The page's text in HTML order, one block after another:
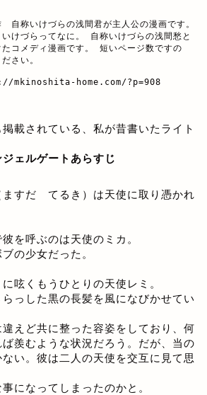
自称いけづらの浅間君が主人公の漫画です。
けづらってなに。 自称いけづらの浅間愁と
コメディ漫画です。 短いページ数ですの
さい。
mkinoshita-home.com/?p=908
載されている、私が昔書いたライト
ェルゲートあらすじ
すだ てるき）は天使に取り憑かれ
を呼ぶのは天使のミカ。
の少女だった。
呟くもうひとりの天使レミ。
っした黒の長髪を風になびかせてい
えど共に整った容姿をしており、何
羨むような状況だろう。だが、当の
い。彼は二人の天使を交互に見て思
になってしまったのかと。